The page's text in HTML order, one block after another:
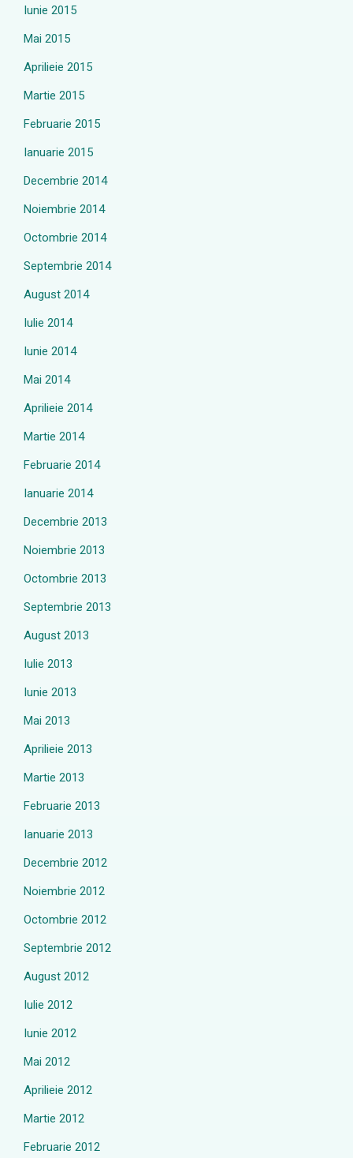
Iunie 2015
Mai 2015
Aprilieie 2015
Martie 2015
Februarie 2015
Ianuarie 2015
Decembrie 2014
Noiembrie 2014
Octombrie 2014
Septembrie 2014
August 2014
Iulie 2014
Iunie 2014
Mai 2014
Aprilieie 2014
Martie 2014
Februarie 2014
Ianuarie 2014
Decembrie 2013
Noiembrie 2013
Octombrie 2013
Septembrie 2013
August 2013
Iulie 2013
Iunie 2013
Mai 2013
Aprilieie 2013
Martie 2013
Februarie 2013
Ianuarie 2013
Decembrie 2012
Noiembrie 2012
Octombrie 2012
Septembrie 2012
August 2012
Iulie 2012
Iunie 2012
Mai 2012
Aprilieie 2012
Martie 2012
Februarie 2012